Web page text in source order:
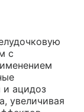
с
и ацидоз
увеличивая